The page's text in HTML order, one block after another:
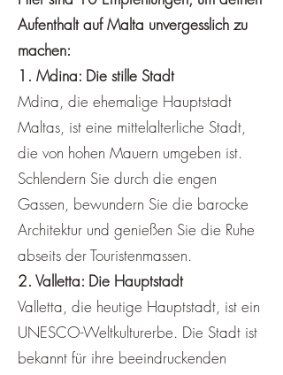
Aufenthalt auf Malta unvergesslich zu
machen:
1. Mdina: Die stille Stadt
Mdina, die ehemalige Hauptstadt
Maltas, ist eine mittelalterliche Stadt,
die von hohen Mauern umgeben ist.
Schlendern Sie durch die engen
Gassen, bewundern Sie die barocke
Architektur und genießen Sie die Ruhe
abseits der Touristenmassen.
2. Valletta: Die Hauptstadt
Valletta, die heutige Hauptstadt, ist ein
UNESCO-Weltkulturerbe. Die Stadt ist
bekannt für ihre beeindruckenden